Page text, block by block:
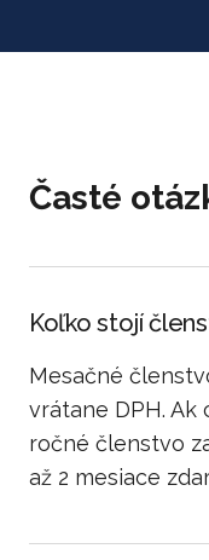
Časté
Koľko stojí
Mesačné
vrátane DPH. Ak
ročné členstvo
až 2 mesiace